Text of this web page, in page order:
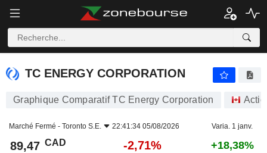
TC ENERGY CORPORATION
TC ENERGY CORPORATION
Graphique Comparatif TC Energy Corporation
Marché Fermé - Toronto S.E. 22:41:34 05/08/2026 Varia. 1 janv.
89,47 CAD -2,71% +18,38%